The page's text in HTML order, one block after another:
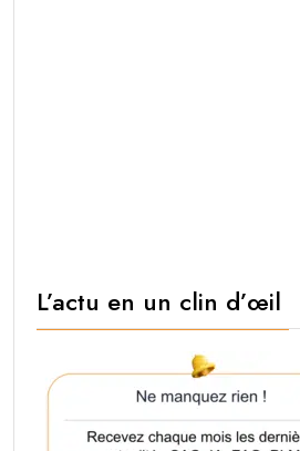
L’actu en un clin d’œil